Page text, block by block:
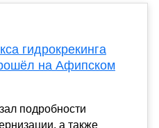
гидрокрекинга
на Афипском
подробности
а также